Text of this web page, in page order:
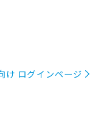
け ログインページ